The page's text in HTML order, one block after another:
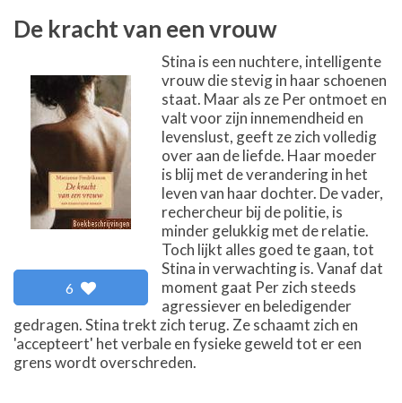
De kracht van een vrouw
6
Stina is een nuchtere, intelligente
vrouw die stevig in haar schoenen
staat. Maar als ze Per ontmoet en
valt voor zijn innemendheid en
levenslust, geeft ze zich volledig
over aan de liefde. Haar moeder
is blij met de verandering in het
leven van haar dochter. De vader,
rechercheur bij de politie, is
minder gelukkig met de relatie.
Toch lijkt alles goed te gaan, tot
Stina in verwachting is. Vanaf dat
moment gaat Per zich steeds
agressiever en beledigender
gedragen. Stina trekt zich terug. Ze schaamt zich en
'accepteert' het verbale en fysieke geweld tot er een
grens wordt overschreden.